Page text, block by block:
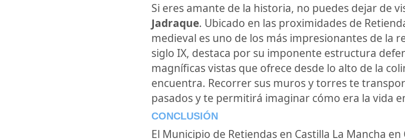
Si eres amante de la historia, no puedes dejar de
Jadraque. Ubicado en las proximidades de
medieval es uno de los más impresionantes de la
siglo IX, destaca por su imponente estructura
magníficas vistas que ofrece desde lo alto de la
encuentra. Recorrer sus muros y torres te
pasados y te permitirá imaginar cómo era la vida
CONCLUSIÓN
El Municipio de Retiendas en Castilla La Mancha